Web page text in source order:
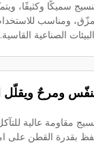
سميكًا وكثيفًا،
ومناسب
البيئات الصناعية القاسية.
ومرحٌ ويقلّل
مقاومة عالية
بقدرة القطن على